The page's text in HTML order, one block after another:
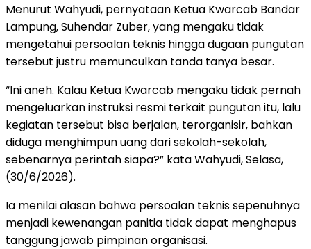
Menurut Wahyudi, pernyataan Ketua Kwarcab Bandar
Lampung, Suhendar Zuber, yang mengaku tidak
mengetahui persoalan teknis hingga dugaan pungutan
tersebut justru memunculkan tanda tanya besar.
“Ini aneh. Kalau Ketua Kwarcab mengaku tidak pernah
mengeluarkan instruksi resmi terkait pungutan itu, lalu
kegiatan tersebut bisa berjalan, terorganisir, bahkan
diduga menghimpun uang dari sekolah-sekolah,
sebenarnya perintah siapa?” kata Wahyudi, Selasa,
(30/6/2026).
Ia menilai alasan bahwa persoalan teknis sepenuhnya
menjadi kewenangan panitia tidak dapat menghapus
tanggung jawab pimpinan organisasi.